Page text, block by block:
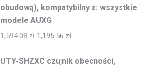
obudową), kompatybilny z: wszystkie
modele AUXG
1,594.08zł 1,195.56 zł
UTY-SHZXC czujnik obecności,